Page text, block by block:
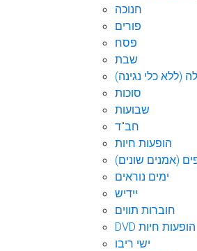
חנוכה
פורים
פסח
שבת
(ללא כלי נגינה)
סוכות
שבועות
חב"ד
הופעות חיות
(אמנים שונים)
ימים נוראים
יידיש
חוברות תווים
DVD הופעות חיות
ישי ריבו